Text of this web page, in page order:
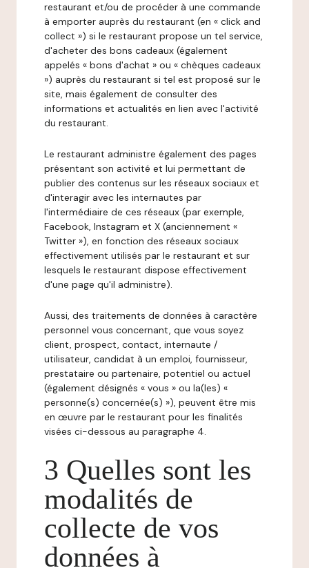
restaurant et/ou de procéder à une commande
à emporter auprès du restaurant (en « click and
collect ») si le restaurant propose un tel service,
d'acheter des bons cadeaux (également
appelés « bons d'achat » ou « chèques cadeaux
») auprès du restaurant si tel est proposé sur le
site, mais également de consulter des
informations et actualités en lien avec l'activité
du restaurant.
Le restaurant administre également des pages
présentant son activité et lui permettant de
publier des contenus sur les réseaux sociaux et
d'interagir avec les internautes par
l'intermédiaire de ces réseaux (par exemple,
Facebook, Instagram et X (anciennement «
Twitter »), en fonction des réseaux sociaux
effectivement utilisés par le restaurant et sur
lesquels le restaurant dispose effectivement
d'une page qu'il administre).
Aussi, des traitements de données à caractère
personnel vous concernant, que vous soyez
client, prospect, contact, internaute /
utilisateur, candidat à un emploi, fournisseur,
prestataire ou partenaire, potentiel ou actuel
(également désignés « vous » ou la(les) «
personne(s) concernée(s) »), peuvent être mis
en œuvre par le restaurant pour les finalités
visées ci-dessous au paragraphe 4.
3 Quelles sont les
modalités de
collecte de vos
données à